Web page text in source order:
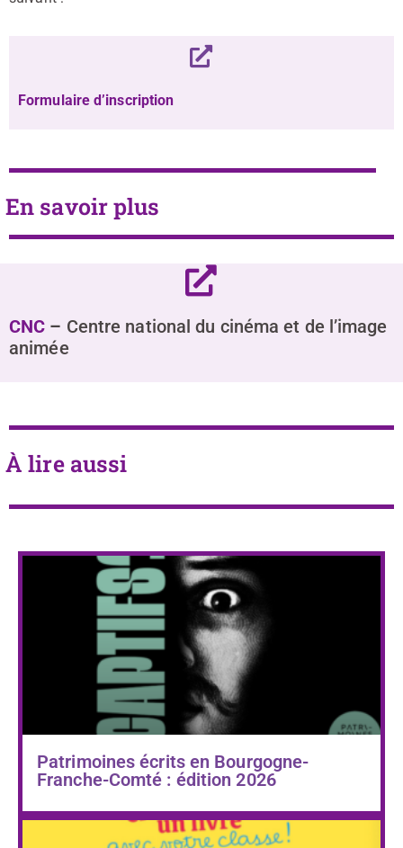
Formulaire d’inscription
En savoir plus
CNC – Centre national du cinéma et de l’image
animée
À lire aussi
Patrimoines écrits en Bourgogne-
Franche-Comté : édition 2026